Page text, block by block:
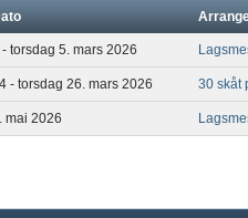
torsdag 5. mars 2026
- torsdag 26. mars 2026 30 skåt
mai 2026